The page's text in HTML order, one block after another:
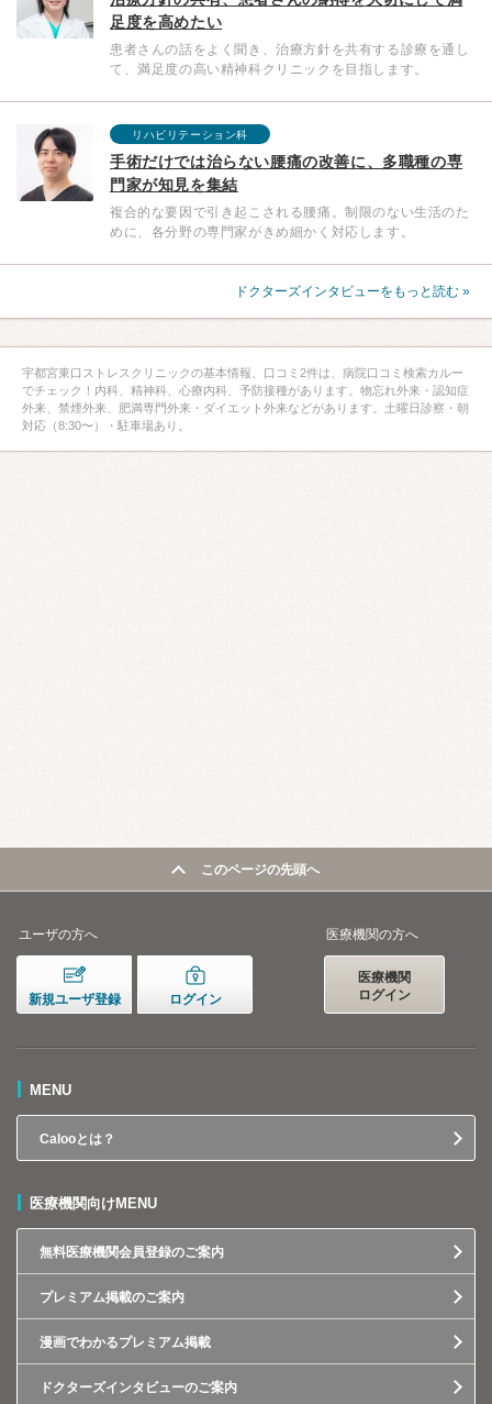
足度を高めたい
患者さんの話をよく聞き、治療方針を共有する診療を通し
て、満足度の高い精神科クリニックを目指します。
リハビリテーション科
手術だけでは治らない腰痛の改善に、多職種の専
門家が知見を集結
複合的な要因で引き起こされる腰痛。制限のない生活のた
めに、各分野の専門家がきめ細かく対応します。
ドクターズインタビューをもっと読む »
宇都宮東口ストレスクリニックの基本情報、口コミ2件は、病院口コミ検索カルー
でチェック！内科、精神科、心療内科、予防接種があります。物忘れ外来・認知症
外来、禁煙外来、肥満専門外来・ダイエット外来などがあります。土曜日診察・朝
対応（8:30〜）・駐車場あり。
このページの先頭へ
ユーザの方へ
新規ユーザ登録 ログイン
医療機関の方へ
医療機関
ログイン
MENU
Calooとは？
医療機関向けMENU
無料医療機関会員登録のご案内
プレミアム掲載のご案内
漫画でわかるプレミアム掲載
ドクターズインタビューのご案内